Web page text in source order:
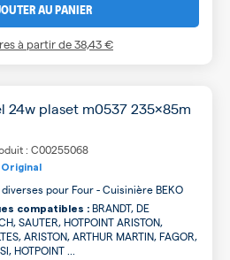
AU PANIER
à partir de38,43 €
24w plaset m0537 235x85m
: C00255068
Original
pour Four - Cuisinière BEKO
compatibles : BRANDT, DE
SAUTER, HOTPOINT ARISTON,
ARISTON, ARTHUR MARTIN, FAGOR,
HOTPOINT ...